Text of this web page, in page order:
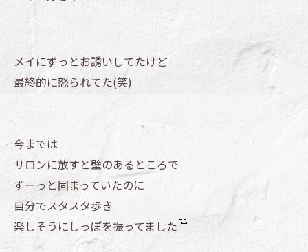
メイにずっとお誘いしてたけど
最終的に怒られてた(笑)
今までは
サロンに放すと壁のあるところで
ずーっと固まっていたのに
自分でスタスタ歩き
楽しそうにしっぽを振ってました